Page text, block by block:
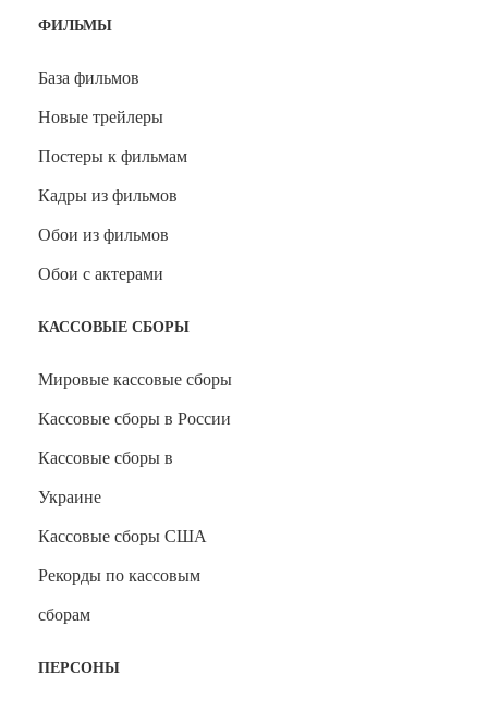
ФИЛЬМЫ
База фильмов
Новые трейлеры
Постеры к фильмам
Кадры из фильмов
Обои из фильмов
Обои с актерами
КАССОВЫЕ СБОРЫ
Мировые кассовые сборы
Кассовые сборы в России
Кассовые сборы в
Украине
Кассовые сборы США
Рекорды по кассовым
сборам
ПЕРСОНЫ